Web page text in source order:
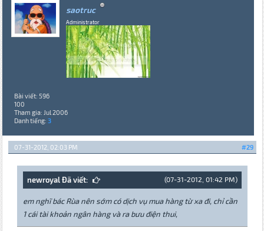
saotruc
Administrator
Bài viết: 596
100
Tham gia: Jul 2006
Danh tiếng: 3
#29
07-31-2012, 02:03 PM
(07-31-2012, 01:42 PM)
newroyal Đã viết:
em nghĩ bác Rùa nên sớm có dịch vụ mua hàng từ xa đi, chỉ cần
1 cái tài khoản ngân hàng và ra bưu điện thui,